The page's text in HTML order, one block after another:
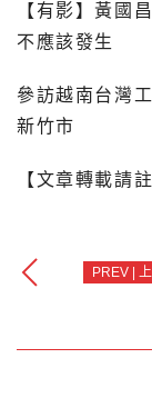
【有影】黃國
不應該發生
參訪越南台灣
新竹市
【文章轉載請
PREV |